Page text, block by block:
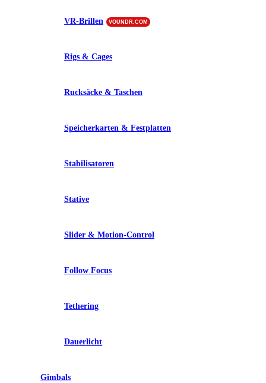
VR-Brillen VOUNDR.COM
Rigs & Cages
Rucksäcke & Taschen
Speicherkarten & Festplatten
Stabilisatoren
Stative
Slider & Motion-Control
Follow Focus
Tethering
Dauerlicht
Gimbals